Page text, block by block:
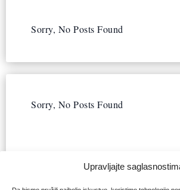
Upravljajte
Sorry, No Posts Found
Sorry, No Posts Found